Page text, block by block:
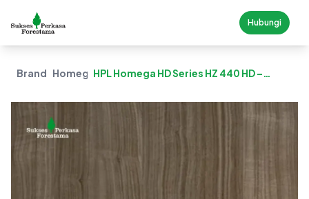
Hubungi
Brand HomegaHPL Homega HD Series HZ 440 HD –